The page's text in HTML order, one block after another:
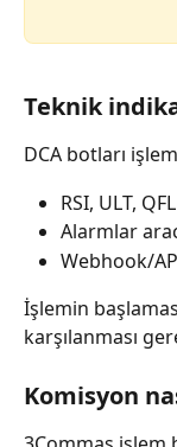
Teknik
DCA botları
RSI, ULT,
Alarmlar
Webhook/
İşlemin
karşılanması
Komisyon